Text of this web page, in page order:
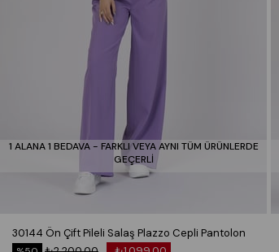
1 ALANA 1 BEDAVA - FARKLI VEYA AYNI TÜM ÜRÜNLERDE
GEÇERLİ
30144 Ön Çift Pileli Salaş Plazzo Cepli Pantolon